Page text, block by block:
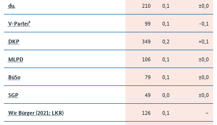
du. 210 0,1 ±0,0
V-Partei³ 99 0,1 -0,1
DKP 349 0,2 +0,1
MLPD 106 0,1 ±0,0
BüSo 79 0,1 ±0,0
SGP 49 0,0 ±0,0
Wir Bürger (2021: LKR) 126 0,1 –